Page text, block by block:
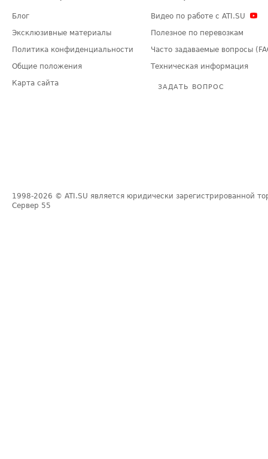
Блог
Эксклюзивные материалы
Политика конфиденциальности
Общие положения
Карта сайта
Видео по работе с ATI.SU
Полезное по перевозкам
Часто задаваемые вопросы
Техническая информация
ЗАДАТЬ ВОПРОС
1998-2026 © ATI.SU является юридически зарегистрированной
Сервер 55